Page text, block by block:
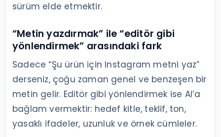
sürüm elde etmektir.
“Metin yazdırmak” ile “editör gibi
yönlendirmek” arasındaki fark
Sadece “Şu ürün için Instagram metni yaz”
derseniz, çoğu zaman genel ve benzeşen bir
metin gelir. Editör gibi yönlendirmek ise AI’a
bağlam vermektir: hedef kitle, teklif, ton,
yasaklı ifadeler, uzunluk ve örnek cümleler.